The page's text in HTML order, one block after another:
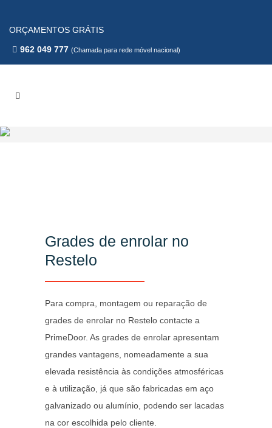
ORÇAMENTOS GRÁTIS
962 049 777 (Chamada para rede móvel nacional)
Grades de enrolar no
Restelo
Para compra, montagem ou reparação de
grades de enrolar no Restelo contacte a
PrimeDoor. As grades de enrolar apresentam
grandes vantagens, nomeadamente a sua
elevada resistência às condições atmosféricas
e à utilização, já que são fabricadas em aço
galvanizado ou alumínio, podendo ser lacadas
na cor escolhida pelo cliente.